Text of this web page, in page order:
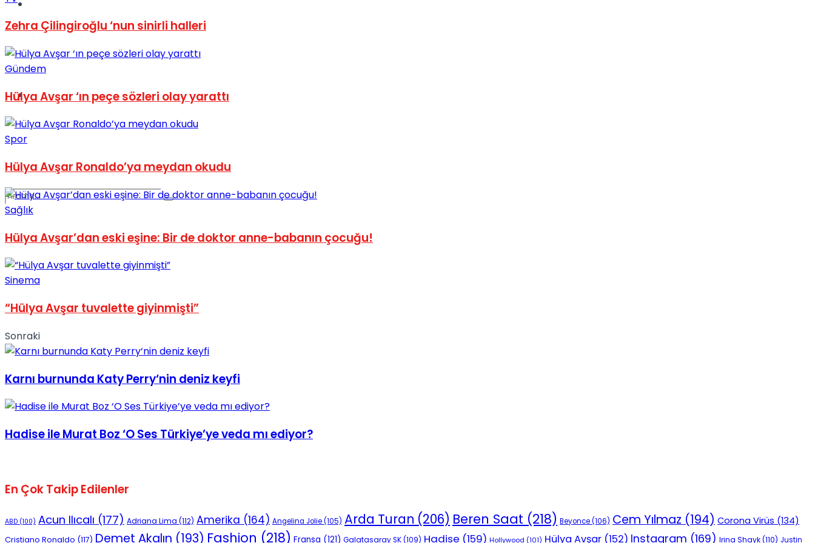
Podcast
No Result
View All Result
Zehra Çilingiroğlu ‘nun sinirli halleri
Gündem
Hülya Avşar ‘ın peçe sözleri olay yarattı
Spor
Hülya Avşar Ronaldo’ya meydan okudu
Sağlık
Hülya Avşar’dan eski eşine: Bir de doktor anne-babanın çocuğu!
Sinema
“Hülya Avşar tuvalette giyinmişti”
Sonraki
Karnı burnunda Katy Perry‘nin deniz keyfi
Hadise ile Murat Boz ‘O Ses Türkiye’ye veda mı ediyor?
En Çok Takip Edilenler
ABD (100) Acun Ilıcalı (177) Adriana Lima (112) Amerika (164) Angelina Jolie(105) Arda Turan (206) Beren Saat (218) Beyonce(106) Cem Yılmaz (194) Corona Virüs (134)
Cristiano Ronaldo (117) Demet Akalın (193) Fashion (218) Fransa (121) Galatasaray SK(109) Hadise (159) Hollywood (101) Hülya Avşar (152) Instagram (169) Irina Shayk(110) Justin